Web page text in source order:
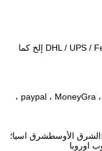
1. النظام المعتاد: بواسطة طرق صريحة ، DHL / UPS / Fedex إلخ كما
نقدًا ، ويسترن يونيون ، تحويل مصرفي (T / T) ، paypal ، MoneyGra ،
الأوسطشرق اسيا؛
اوروبا